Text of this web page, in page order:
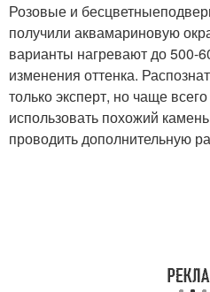
Розовые и
получили аквамариновую
варианты нагревают до 500-
изменения оттенка.
только эксперт, но чаще
использовать похожий
проводить дополнительную